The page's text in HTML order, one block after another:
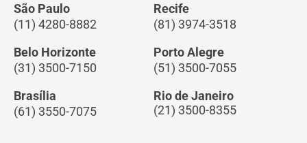
São Paulo
(11) 4280-8882
Recife
(81) 3974-3518
Belo Horizonte
(31) 3500-7150
Porto Alegre
(51) 3500-7055
Brasília
(61) 3550-7075
Rio de Janeiro
(21) 3500-8355